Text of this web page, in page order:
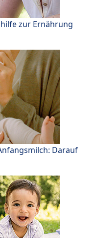
zur Ernährung
Darauf